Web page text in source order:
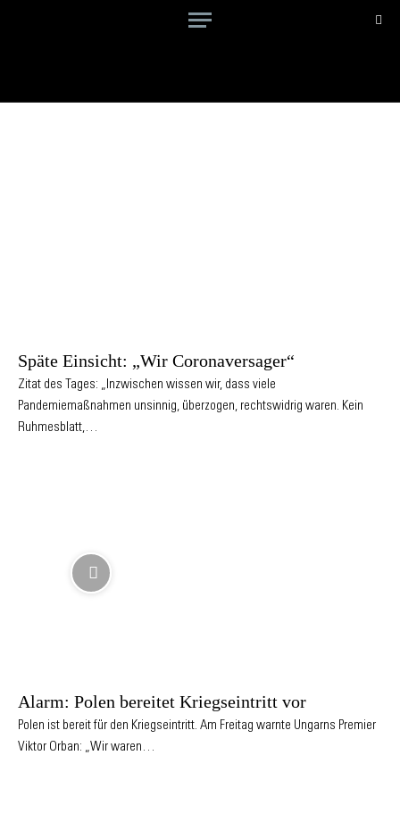
Späte Einsicht: „Wir Coronaversager“
Zitat des Tages: „Inzwischen wissen wir, dass viele
Pandemiemaßnahmen unsinnig, überzogen, rechtswidrig waren. Kein
Ruhmesblatt,…
Alarm: Polen bereitet Kriegseintritt vor
Polen ist bereit für den Kriegseintritt. Am Freitag warnte Ungarns Premier
Viktor Orban: „Wir waren…